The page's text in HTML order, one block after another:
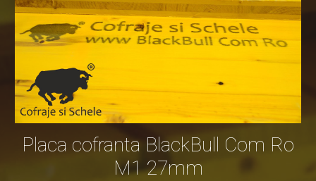
P laca cofranta BlackBull Com Ro
M1 27mm